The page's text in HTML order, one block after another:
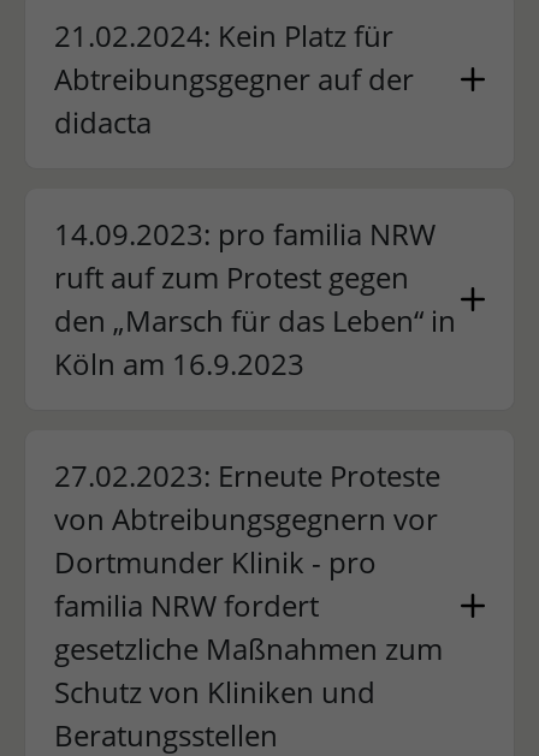
21.02.2024: Kein Platz für
Abtreibungsgegner auf der
didacta
14.09.2023: pro familia NRW
ruft auf zum Protest gegen
den „Marsch für das Leben“ in
Köln am 16.9.2023
27.02.2023: Erneute Proteste
von Abtreibungsgegnern vor
Dortmunder Klinik - pro
familia NRW fordert
gesetzliche Maßnahmen zum
Schutz von Kliniken und
Beratungsstellen